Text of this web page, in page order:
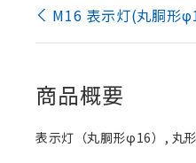
M16 表示灯(丸胴形
商品概要
表示灯（丸胴形φ16）, 丸